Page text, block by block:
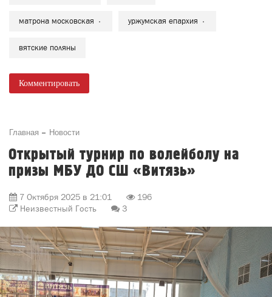
матрона московская уржумская епархия
вятские поляны
Комментировать
Главная Новости
Открытый турнир по волейболу на
призы МБУ ДО СШ «Витязь»
7 Октября 2025 в 21:01
196
Неизвестный Гость
3